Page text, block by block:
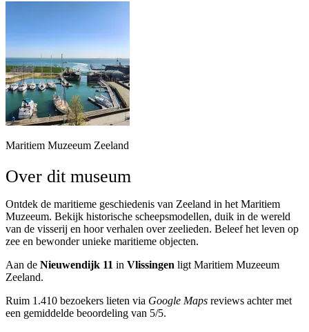
Maritiem Muzeeum Zeeland
Over dit museum
Ontdek de maritieme geschiedenis van Zeeland in het Maritiem
Muzeeum. Bekijk historische scheepsmodellen, duik in de wereld
van de visserij en hoor verhalen over zeelieden. Beleef het leven op
zee en bewonder unieke maritieme objecten.
Aan de Nieuwendijk 11 in Vlissingen ligt Maritiem Muzeeum
Zeeland.
Ruim 1.410 bezoekers lieten via Google Maps reviews achter met
een gemiddelde beoordeling van 5/5.